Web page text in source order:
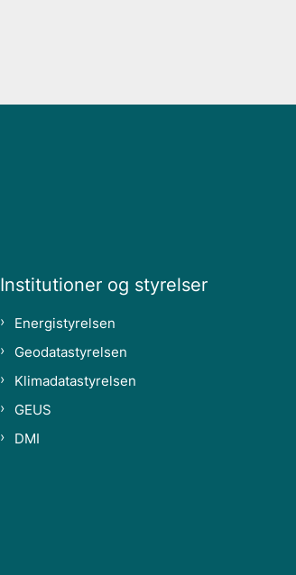
Institutioner og styrelser
Energistyrelsen
Geodatastyrelsen
Klimadatastyrelsen
GEUS
DMI